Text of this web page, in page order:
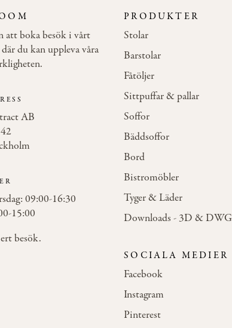
att boka besök i vårt
du kan uppleva våra
AB
09:00-16:30
15:00
besök.
PRODUKTER
Stolar
Barstolar
Fåtöljer
Sittpuffar & pallar
Soffor
Bäddsoffor
Bord
Bistromöbler
Tyger & Läder
Downloads - 3D & DWG
SOCIALA MEDIER
Facebook
Instagram
Pinterest